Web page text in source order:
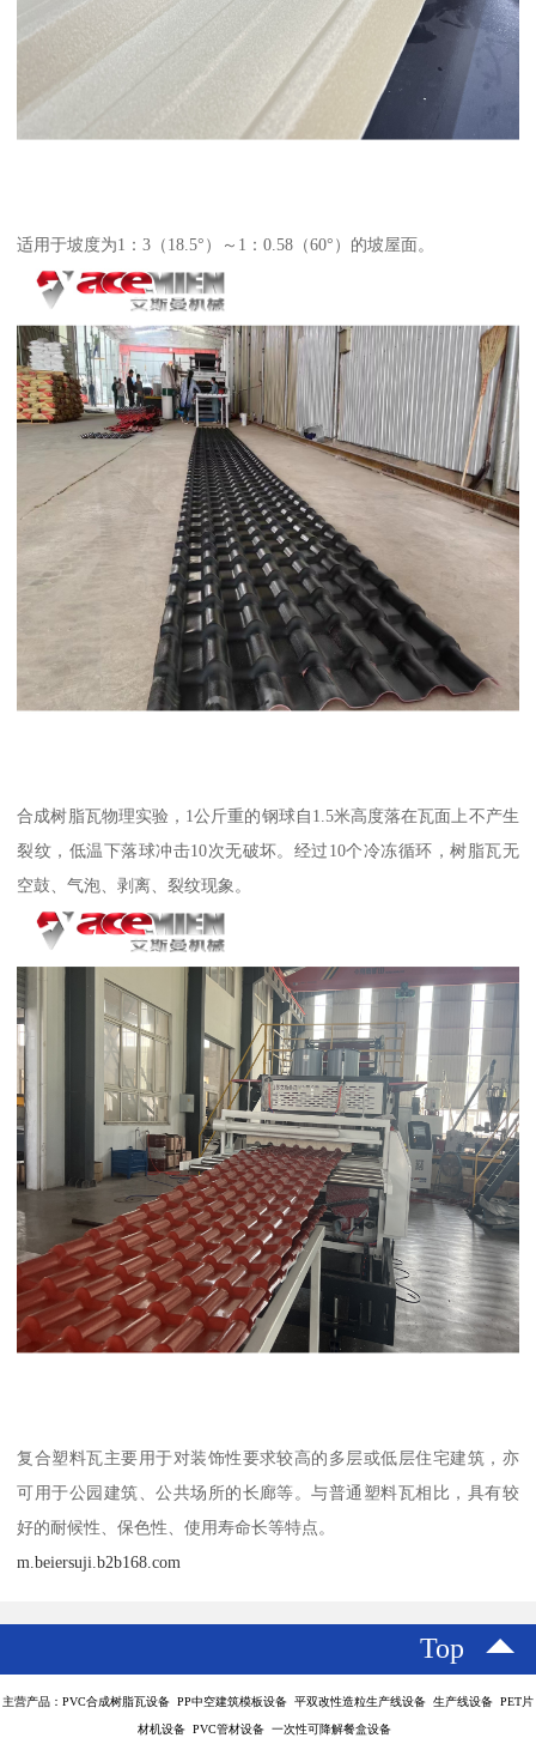
适用于坡度为1：3（18.5°）～1：0.58（60°）的坡屋面。
合成树脂瓦物理实验，1公斤重的钢球自1.5米高度落在瓦面上不产生
裂纹，低温下落球冲击10次无破坏。经过10个冷冻循环，树脂瓦无
空鼓、气泡、剥离、裂纹现象。
复合塑料瓦主要用于对装饰性要求较高的多层或低层住宅建筑，亦
可用于公园建筑、公共场所的长廊等。与普通塑料瓦相比，具有较
好的耐候性、保色性、使用寿命长等特点。
m.beiersuji.b2b168.com
Top
主营产品：PVC合成树脂瓦设备 PP中空建筑模板设备 平双改性造粒生产线设备 生产线设备 PET片
材机设备 PVC管材设备 一次性可降解餐盒设备